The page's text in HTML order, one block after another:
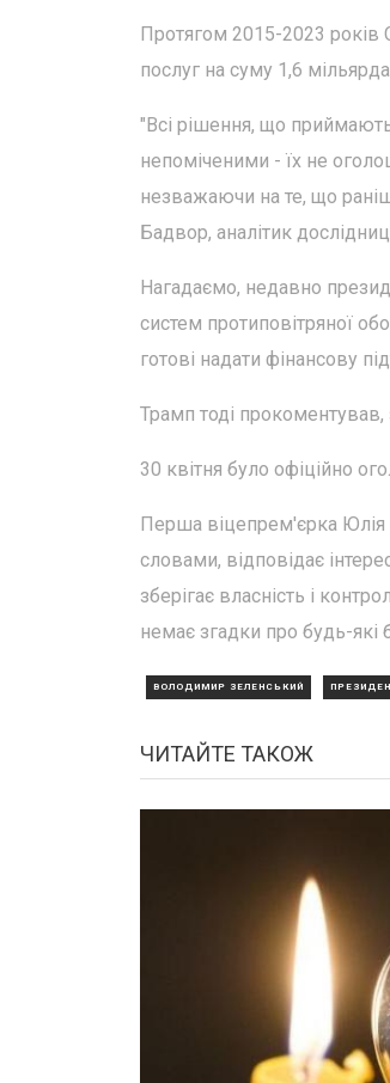
Протягом 2015-2023 років
послуг на суму 1,6
"Всі рішення, що
непоміченими - їх не
незважаючи на те, що
Бадвор, аналітик
Нагадаємо, недавно
систем протиповітряної
готові надати фінансову
Трамп тоді
30 квітня було офіційно
Перша віцепрем'єрка Юлія
словами, відповідає
зберігає власність і
немає згадки про будь-які
ВОЛОДИМИР ЗЕЛЕНСЬКИЙ
ЧИТАЙТЕ ТАКОЖ